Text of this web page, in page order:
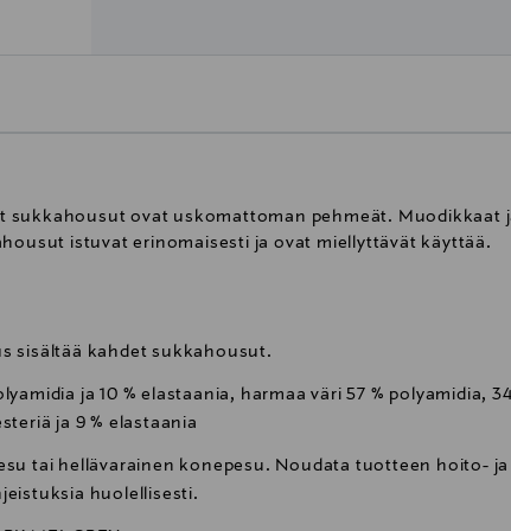
ovat uskomattoman pehmeät. Muodikkaat
istuvat erinomaisesti ja ovat miellyttävät käyttää.
sisältää kahdet sukkahousut.
ja 10 % elastaania, harmaa väri 57 % polyamidia, 34
ja 9 % elastaania
tai hellävarainen konepesu. Noudata tuotteen hoito- ja
huolellisesti.